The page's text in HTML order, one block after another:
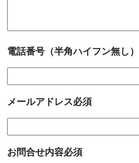
電話番号（半角ハイフン無し）
メールアドレス必須
お問合せ内容必須